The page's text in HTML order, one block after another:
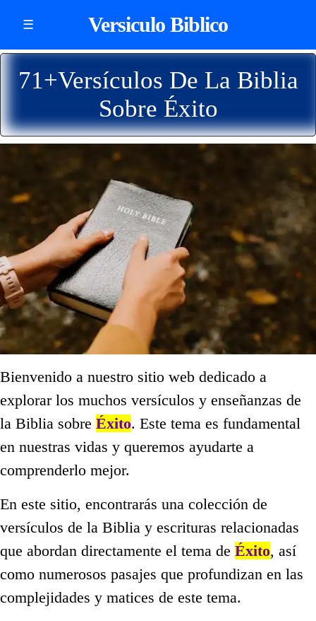
☰ Versiculo Biblico
71+Versículos De La Biblia
Sobre Éxito
Bienvenido a nuestro sitio web dedicado a
explorar los muchos versículos y enseñanzas de
la Biblia sobre Éxito. Este tema es fundamental
en nuestras vidas y queremos ayudarte a
comprenderlo mejor.
En este sitio, encontrarás una colección de
versículos de la Biblia y escrituras relacionadas
que abordan directamente el tema de Éxito, así
como numerosos pasajes que profundizan en las
complejidades y matices de este tema.